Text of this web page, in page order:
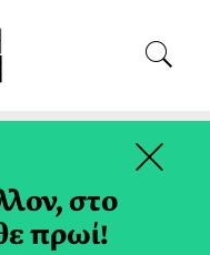
ΤΑΞΙΔΙ
στο
πρωί!
×